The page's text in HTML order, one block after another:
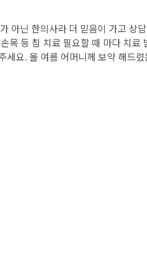
아닌 한의사라 더 믿음이 가고 상
목 등 침 치료 필요할 때 마다 치료
요. 올 여름 어머니께 보약 해드